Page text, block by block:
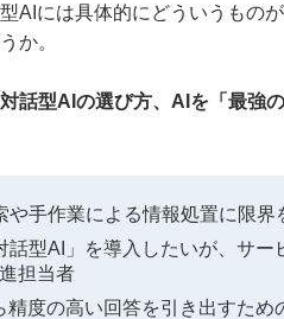
AIには具体的にどういうもの
か。
対話型AIの選び方、AIを「最強
や手作業による情報処置に限界
話型AI」を導入したいが、サ
担当者
精度の高い回答を引き出すた